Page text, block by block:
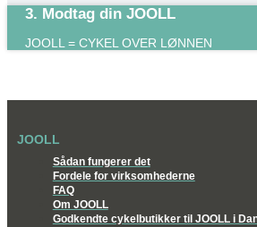
3. Modtag din JOOLL
JOOLL = CYKEL OVER LØNNEN
JOOLL
Sådan fungerer det
Fordele for virksomhederne
FAQ
Om JOOLL
Godkendte cykelbutikker til JOOLL i